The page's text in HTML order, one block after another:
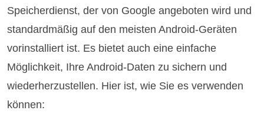
Speicherdienst, der von Google angeboten wird und
standardmäßig auf den meisten Android-Geräten
vorinstalliert ist. Es bietet auch eine einfache
Möglichkeit, Ihre Android-Daten zu sichern und
wiederherzustellen. Hier ist, wie Sie es verwenden
können: